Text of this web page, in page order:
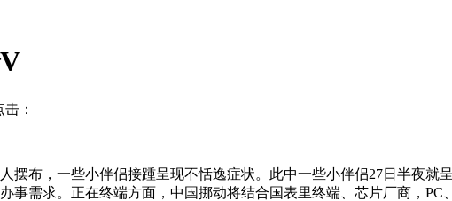
击：
布，一些小伴侣接踵呈现不恬逸症状。此中一些小伴侣27日半夜就
事需求。正在终端方面，中国挪动将结合国表里终端、芯片厂商，PC